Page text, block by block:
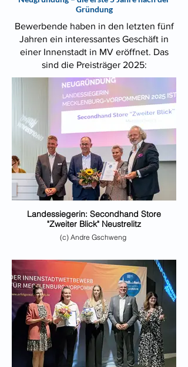
Gründung
Bewerbende haben in den letzten fünf
Jahren ein interessantes Geschäft in
einer Innenstadt in MV eröffnet. Das
sind die Preisträger 2025:
Landessiegerin: Secondhand Store
"Zweiter Blick" Neustrelitz
(c) Andre Gschweng
Wolfgang Blank, Wirtschaftsminister MV; Michaela
Seliga, Preisträgerin; Krister Hennige, Präsident IHK
Neubrandenburg)